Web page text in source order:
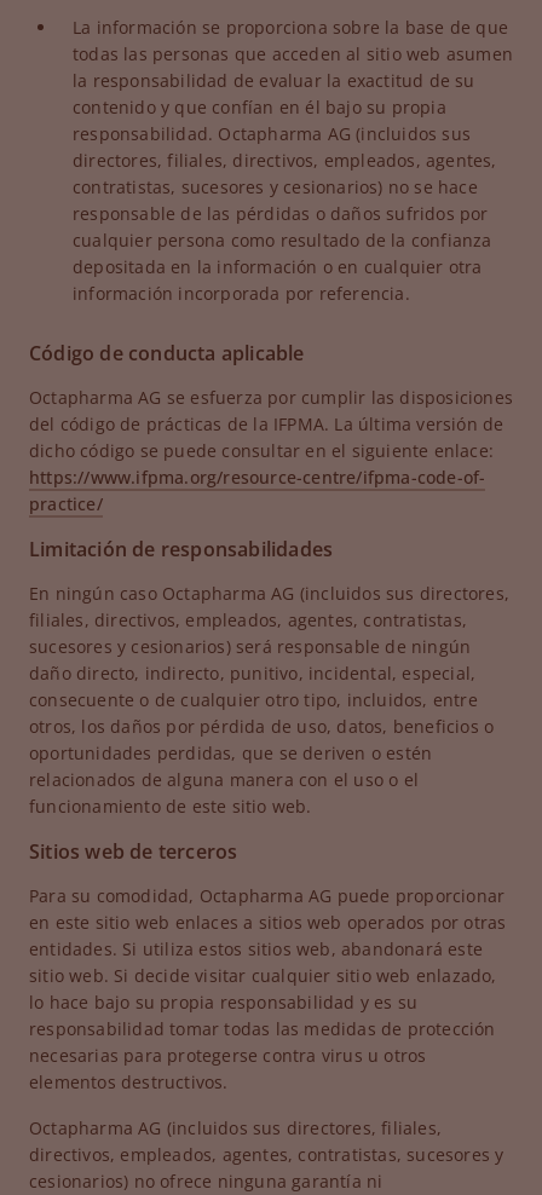
La información se proporciona sobre la base de que
todas las personas que acceden al sitio web asumen
la responsabilidad de evaluar la exactitud de su
contenido y que confían en él bajo su propia
responsabilidad. Octapharma AG (incluidos sus
directores, filiales, directivos, empleados, agentes,
contratistas, sucesores y cesionarios) no se hace
responsable de las pérdidas o daños sufridos por
cualquier persona como resultado de la confianza
depositada en la información o en cualquier otra
información incorporada por referencia.
Código de conducta aplicable
Octapharma AG se esfuerza por cumplir las disposiciones
del código de prácticas de la IFPMA. La última versión de
dicho código se puede consultar en el siguiente enlace:
https://www.ifpma.org/resource-centre/ifpma-code-of-
practice/
Limitación de responsabilidades
En ningún caso Octapharma AG (incluidos sus directores,
filiales, directivos, empleados, agentes, contratistas,
sucesores y cesionarios) será responsable de ningún
daño directo, indirecto, punitivo, incidental, especial,
consecuente o de cualquier otro tipo, incluidos, entre
otros, los daños por pérdida de uso, datos, beneficios o
oportunidades perdidas, que se deriven o estén
relacionados de alguna manera con el uso o el
funcionamiento de este sitio web.
Sitios web de terceros
Para su comodidad, Octapharma AG puede proporcionar
en este sitio web enlaces a sitios web operados por otras
entidades. Si utiliza estos sitios web, abandonará este
sitio web. Si decide visitar cualquier sitio web enlazado,
lo hace bajo su propia responsabilidad y es su
responsabilidad tomar todas las medidas de protección
necesarias para protegerse contra virus u otros
elementos destructivos.
Octapharma AG (incluidos sus directores, filiales,
directivos, empleados, agentes, contratistas, sucesores y
cesionarios) no ofrece ninguna garantía ni